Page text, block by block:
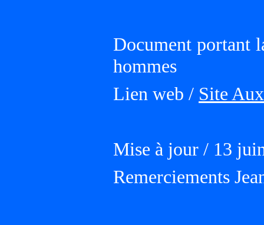
Document portant
hommes
Lien web / Site
Mise à jour / 13
Remerciements